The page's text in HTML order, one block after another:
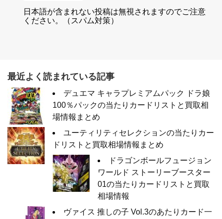
日本語が含まれない投稿は無視されますのでご注意
ください。（スパム対策）
最近よく読まれている記事
デュエマ キャラプレミアムパック ドラ娘
100％パックの当たりカードリストと買取相
場情報まとめ
ユーティリティセレクションの当たりカー
ドリストと買取相場情報まとめ
ドラゴンボールフュージョン
ワールド ストーリーブースター
01の当たりカードリストと買取
相場情報
ヴァイス 推しの子 Vol.3のあたりカード一